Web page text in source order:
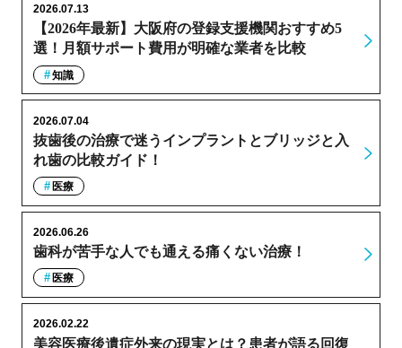
【2026年最新】大阪府の登録支援機関おすすめ5
選！月額サポート費用が明確な業者を比較
2026.07.13
知識
抜歯後の治療で迷うインプラントとブリッジと入
れ歯の比較ガイド！
2026.07.04
医療
歯科が苦手な人でも通える痛くない治療！
2026.06.26
医療
美容医療後遺症外来の現実とは？患者が語る回復
2026.02.22